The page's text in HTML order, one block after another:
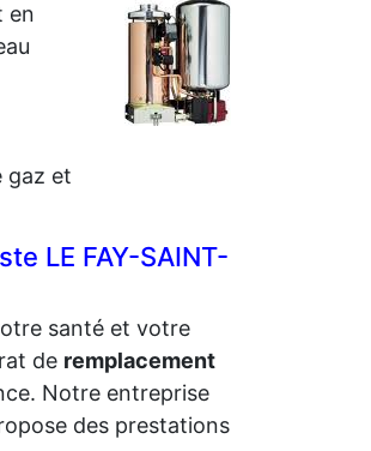
en
gaz et
LE FAY-SAINT-
santé et votre
de remplacement
Notre entreprise
des prestations